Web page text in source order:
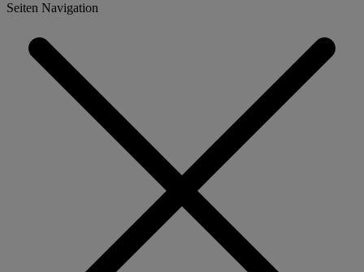
Seiten Navigation